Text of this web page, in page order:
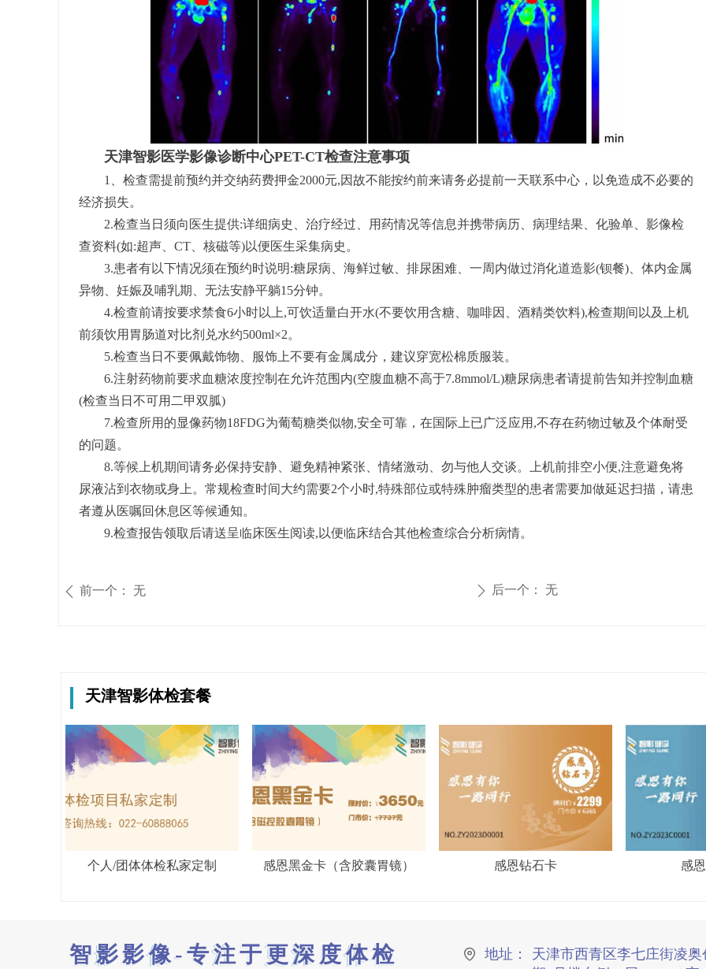
天津智影医学影像诊断中心PET-CT检查注意事项
1、检查需提前预约并交纳药费押金2000元,因故不能按约前来请务必提前一天联系中心，以免造成不必要的
经济损失。
2.检查当日须向医生提供:详细病史、治疗经过、用药情况等信息并携带病历、病理结果、化验单、影像检
查资料(如:超声、CT、核磁等)以便医生采集病史。
3.患者有以下情况须在预约时说明:糖尿病、海鲜过敏、排尿困难、一周内做过消化道造影(钡餐)、体内金属
异物、妊娠及哺乳期、无法安静平躺15分钟。
4.检查前请按要求禁食6小时以上,可饮适量白开水(不要饮用含糖、咖啡因、酒精类饮料),检查期间以及上机
前须饮用胃肠道对比剂兑水约500ml×2。
5.检查当日不要佩戴饰物、服饰上不要有金属成分，建议穿宽松棉质服装。
6.注射药物前要求血糖浓度控制在允许范围内(空腹血糖不高于7.8mmol/L)糖尿病患者请提前告知并控制血糖
(检查当日不可用二甲双胍)
7.检查所用的显像药物18FDG为葡萄糖类似物,安全可靠，在国际上已广泛应用,不存在药物过敏及个体耐受
的问题。
8.等候上机期间请务必保持安静、避免精神紧张、情绪激动、勿与他人交谈。上机前排空小便,注意避免将
尿液沾到衣物或身上。常规检查时间大约需要2个小时,特殊部位或特殊肿瘤类型的患者需要加做延迟扫描，请患
者遵从医嘱回休息区等候通知。
9.检查报告领取后请送呈临床医生阅读,以便临床结合其他检查综合分析病情。
ꄴ 前一个： 无 ꄲ 后一个： 无
天津智影体检套餐
个人/团体体检私家定制 感恩黑金卡（含胶囊胃镜） 感恩钻石卡 感
智影影像-专注于更深度体检 地址：
天津市西青区李七庄街凌